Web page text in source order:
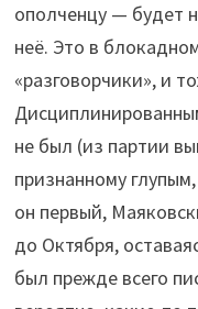
ополченцу — будет
неё. Это в
«разговорчики», и
не был (из партии
признанному
он первый,
до Октября,
был прежде всего